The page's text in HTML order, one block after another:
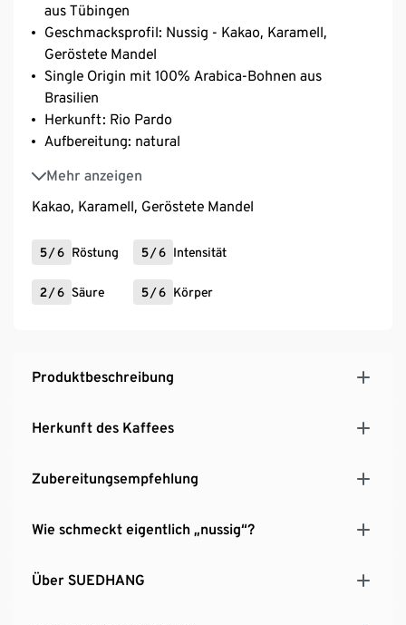
aus Tübingen
Geschmacksprofil: Nussig - Kakao, Karamell,
Geröstete Mandel
Single Origin mit 100% Arabica-Bohnen aus
Brasilien
Herkunft: Rio Pardo
Aufbereitung: natural
Mehr anzeigen
Varietät: Catuai, Acaia, Mundo Novo
Kakao, Karamell, Geröstete Mandel
5 /6 Röstung 5 /6 Intensität
2 /6 Säure 5 /6 Körper
Produktbeschreibung
Herkunft des Kaffees
Zubereitungsempfehlung
Wie schmeckt eigentlich „nussig“?
Über SUEDHANG